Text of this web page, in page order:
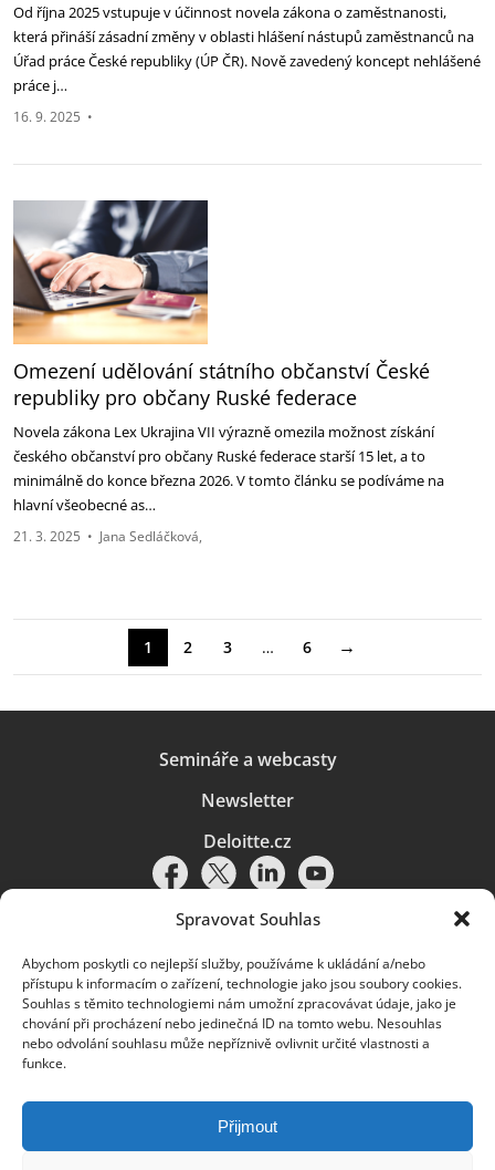
Spravovat Souhlas
Abychom poskytli co nejlepší služby, používáme k ukládání a/nebo
přístupu k informacím o zařízení, technologie jako jsou soubory cookies.
Souhlas s těmito technologiemi nám umožní zpracovávat údaje, jako je
chování při procházení nebo jedinečná ID na tomto webu. Nesouhlas
nebo odvolání souhlasu může nepříznivě ovlivnit určité vlastnosti a
funkce.
Přijmout
Od října 2025 vstupuje v účinnost novela zákona o zaměstnanosti,
která přináší zásadní změny v oblasti hlášení ‎nástupů zaměstnanců na
Úřad práce České republiky (ÚP ČR). Nově zavedený koncept nehlášené
práce j…
16. 9. 2025 •
Omezení udělování státního občanství České
republiky pro občany Ruské federace
Novela zákona Lex Ukrajina VII výrazně omezila možnost získání
českého občanství pro občany ‎Ruské federace starší 15 let, a to
minimálně do konce března 2026. V tomto článku se podíváme ‎na
hlavní všeobecné as…
21. 3. 2025 • Jana Sedláčková
1 2 3 … 6 →
Semináře a webcasty
Newsletter
Deloitte.cz
Pravidla používání|Ochrana osobních údajů|Soubory cookies |
Deloitte.cz
© 2026. Více informací najdete vPravidlech používání.
Deloitte označuje jednu či více společností globální sítě členských
a přidružené subjekty (souhrnně „organizace Deloitte“). Společnost DTTL
(rovněž označovaná jako „Deloitte Global“) a každá z jejích členských
společností a jejich přidružených subjektů je samostatným a nezávislým
právním subjektem, který není oprávněn zavazovat nebo přijímat závazky